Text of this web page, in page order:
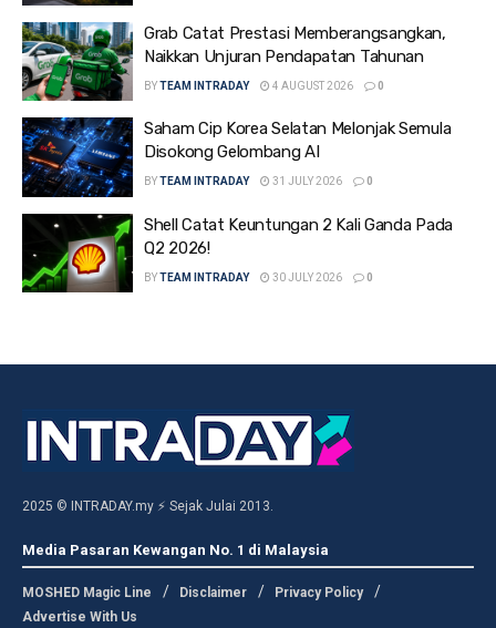
Grab Catat Prestasi Memberangsangkan,
Naikkan Unjuran Pendapatan Tahunan
BYTEAM INTRADAY 4 AUGUST 2026 0
Saham Cip Korea Selatan Melonjak Semula
Disokong Gelombang AI
BYTEAM INTRADAY 31 JULY 2026 0
Shell Catat Keuntungan 2 Kali Ganda Pada
Q2 2026!
BYTEAM INTRADAY 30 JULY 2026 0
2025 © INTRADAY.my ⚡ Sejak Julai 2013.
Media Pasaran Kewangan No. 1 di Malaysia
MOSHED Magic Line Disclaimer
Privacy Policy
Advertise With Us